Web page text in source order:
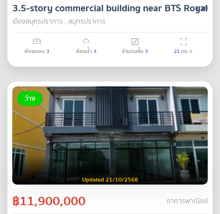
ขาย
3.5-story commercial building near BTS Royal
เมืองสมุทรปราการ , สมุทรปราการ
ห้องนอน 3 ห้องน้ำ3 จำนวนชั้น 3 21ตร.ว.
ว่าง
Updated 21/10/2568
฿11,900,000 อาคารพาณิชย์